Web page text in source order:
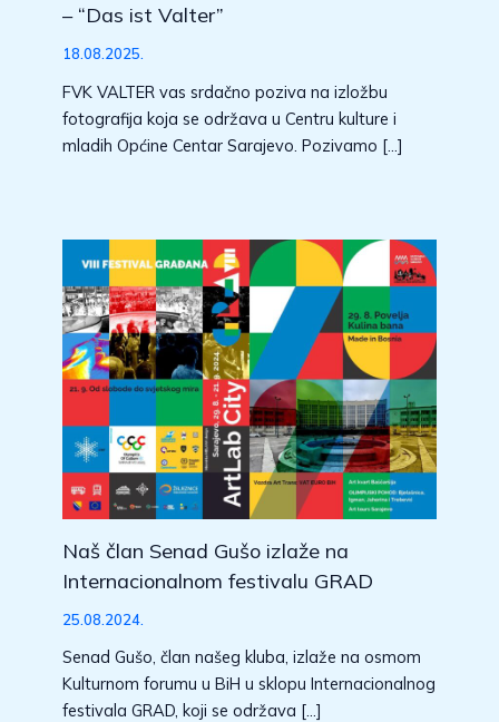
– “Das ist Valter”
18.08.2025.
FVK VALTER vas srdačno poziva na izložbu
fotografija koja se održava u Centru kulture i
mladih Općine Centar Sarajevo. Pozivamo […]
Naš član Senad Gušo izlaže na
Internacionalnom festivalu GRAD
25.08.2024.
Senad Gušo, član našeg kluba, izlaže na osmom
Kulturnom forumu u BiH u sklopu Internacionalnog
festivala GRAD, koji se održava […]